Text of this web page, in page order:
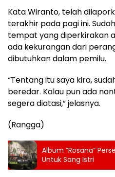
Kata Wiranto, telah
terakhir pada pagi ini.
tempat yang diperkirakan
ada kekurangan dari
dibutuhkan dalam pemilu.
“Tentang itu saya kira,
beredar. Kalau pun ada
segera diatasi,” jelasnya.
(Rangga)
Album “Rosana”
Untuk Sang Istri